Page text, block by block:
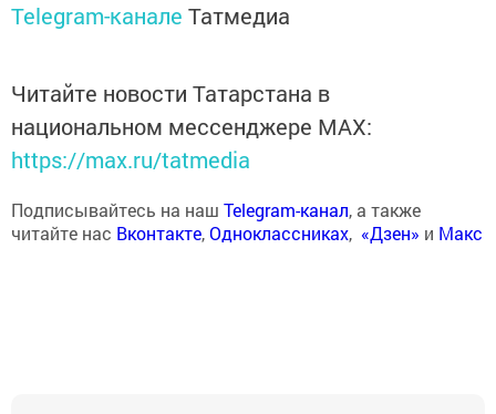
Telegram-канале Татмедиа
Читайте новости Татарстана в
национальном мессенджере MАХ:
https://max.ru/tatmedia
Подписывайтесь на наш Telegram-канал, а также
читайте нас Вконтакте,Одноклассниках, «Дзен» и Макс